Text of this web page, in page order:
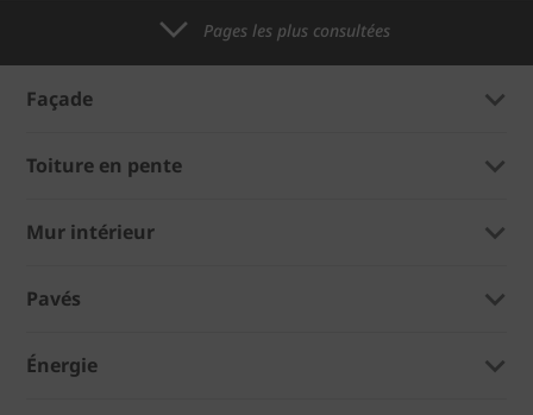
Pages les plus consultées
Façade
Toiture en pente
Mur intérieur
Pavés
Énergie